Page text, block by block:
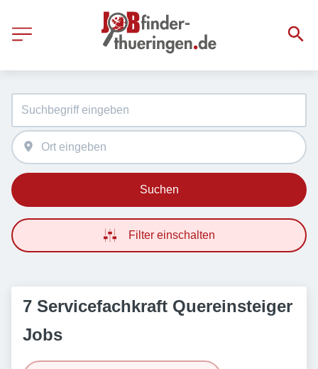
Suchen
Filter einschalten
7 Servicefachkraft Quereinsteiger
Jobs